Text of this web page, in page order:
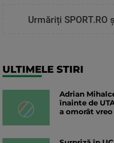
Urmăriți SPORT.RO
ULTIMELE STIRI
Adrian
înainte de
a omorât vreo